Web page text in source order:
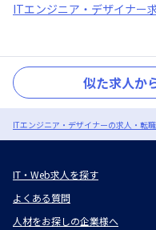
ITエンジニア・デザイナー
似た求人か
ITエンジニア・デザイナーの求人・転
IT・Web求人を探す
よくある質問
人材をお探しの企業様へ